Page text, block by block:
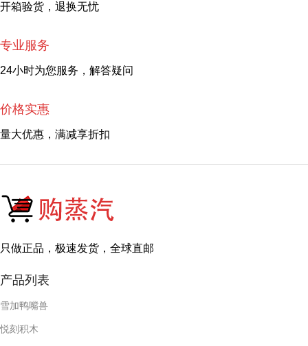
开箱验货，退换无忧
专业服务
24小时为您服务，解答疑问
价格实惠
量大优惠，满减享折扣
只做正品，极速发货，全球直邮
产品列表
雪加鸭嘴兽
悦刻积木